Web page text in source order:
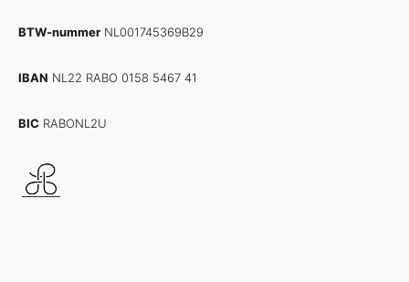
BTW-nummer NL001745369B29
IBAN NL22 RABO 0158 5467 41
BIC RABONL2U